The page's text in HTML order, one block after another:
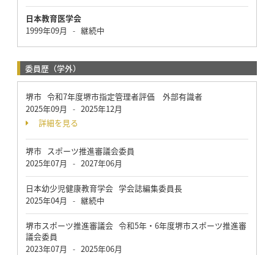
日本教育医学会
1999年09月
- 継続中
委員歴（学外）
堺市 令和7年度堺市指定管理者評価 外部有識者
2025年09月
- 2025年12月
詳細を見る
堺市 スポーツ推進審議会委員
2025年07月
- 2027年06月
日本幼少児健康教育学会 学会誌編集委員長
2025年04月
- 継続中
堺市スポーツ推進審議会 令和5年・6年度堺市スポーツ推進審
議会委員
2023年07月
- 2025年06月